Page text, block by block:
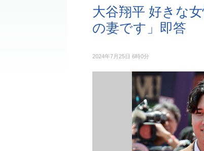
大谷翔平 好きな
の妻です」即答
2024年7月25日 6時0分